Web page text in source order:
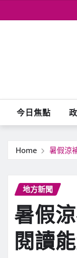
to
今日焦點
Home 暑假涼
地方新聞
暑假
閱讀